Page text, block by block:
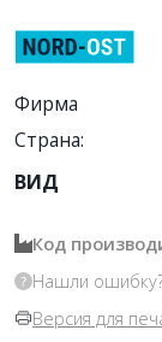
Фирма
Страна:
ВИД
Код
Нашли
Версия для